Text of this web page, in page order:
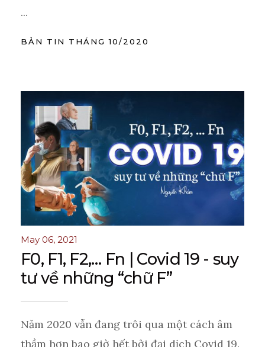
...
BẢN TIN THÁNG 10/2020
May 06, 2021
F0, F1, F2,… Fn | Covid 19 - suy
tư về những “chữ F”
Năm 2020 vẫn đang trôi qua một cách âm
thầm hơn bao giờ hết bởi đại dịch Covid 19.